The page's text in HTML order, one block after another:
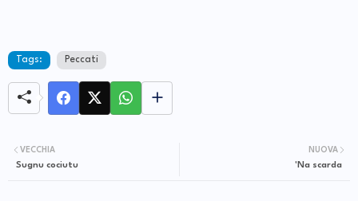
Tags: Peccati
NUOVA
'Na scarda
VECCHIA
Sugnu cociutu